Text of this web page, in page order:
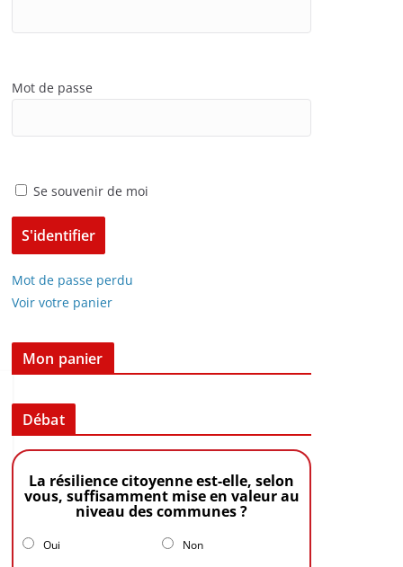
Mot de passe
Se souvenir de moi
Mot de passe perdu
Voir votre panier
Mon panier
Débat
La résilience citoyenne est-elle, selon
vous, suffisamment mise en valeur au
niveau des communes ?
Oui Non